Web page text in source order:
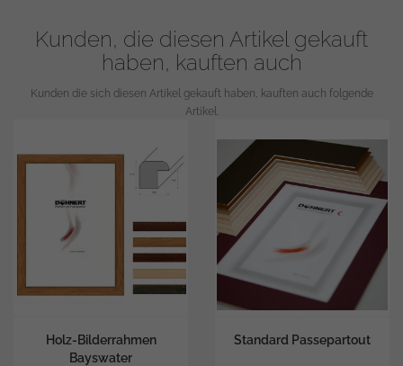
Kunden, die diesen Artikel gekauft
haben, kauften auch
Kunden die sich diesen Artikel gekauft haben, kauften auch folgende
Artikel.
Holz-Bilderrahmen
Bayswater
Standard Passepartout